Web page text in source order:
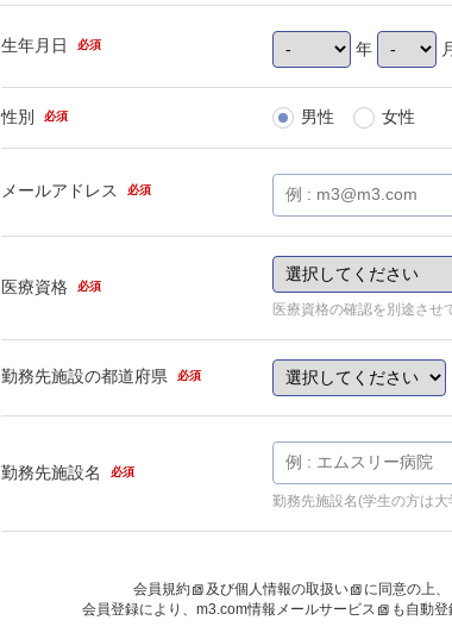
生年月日 必須 年
性別 必須 男性 女性
メールアドレス 必須
医療資格 必須
医療資格の確認を別途させ
勤務先施設の都道府県 必須
勤務先施設名 必須
勤務先施設名(学生の方は
会員規約 及び個人情報の取扱い
に同意の上
会員登録により、 m3.com情報メールサービス も自動